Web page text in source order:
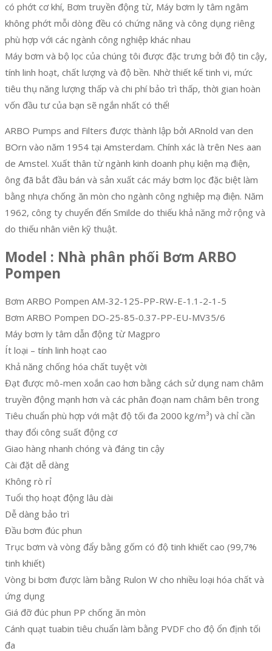
có phớt cơ khí, Bơm truyền động từ, Máy bơm ly tâm ngâm
không phớt mỗi dòng đều có chứng năng và công dụng riêng
phù hợp với các ngành công nghiệp khác nhau
Máy bơm và bộ lọc của chúng tôi được đặc trưng bởi độ tin cậy,
tính linh hoạt, chất lượng và độ bền. Nhờ thiết kế tinh vi, mức
tiêu thụ năng lượng thấp và chi phí bảo trì thấp, thời gian hoàn
vốn đầu tư của bạn sẽ ngắn nhất có thể!
ARBO Pumps and Filters được thành lập bởi ARnold van den
BOrn vào năm 1954 tại Amsterdam. Chính xác là trên Nes aan
de Amstel. Xuất thân từ ngành kinh doanh phụ kiện mạ điện,
ông đã bắt đầu bán và sản xuất các máy bơm lọc đặc biệt làm
bằng nhựa chống ăn mòn cho ngành công nghiệp mạ điện. Năm
1962, công ty chuyển đến Smilde do thiếu khả năng mở rộng và
do thiếu nhân viên kỹ thuật.
Model : Nhà phân phối Bơm ARBO
Pompen
Bơm ARBO Pompen AM-32-125-PP-RW-E-1.1-2-1-5
Bơm ARBO Pompen DO-25-85-0.37-PP-EU-MV35/6
Máy bơm ly tâm dẫn động từ Magpro
Ít loại – tính linh hoạt cao
Khả năng chống hóa chất tuyệt vời
Đạt được mô-men xoắn cao hơn bằng cách sử dụng nam châm
truyền động mạnh hơn và các phân đoạn nam châm bên trong
Tiêu chuẩn phù hợp với mật độ tối đa 2000 kg/m³) và chỉ cần
thay đổi công suất động cơ
Giao hàng nhanh chóng và đáng tin cậy
Cài đặt dễ dàng
Không rò rỉ
Tuổi thọ hoạt động lâu dài
Dễ dàng bảo trì
Đầu bơm đúc phun
Trục bơm và vòng đẩy bằng gốm có độ tinh khiết cao (99,7%
tinh khiết)
Vòng bi bơm được làm bằng Rulon W cho nhiều loại hóa chất và
ứng dụng
Giá đỡ đúc phun PP chống ăn mòn
Cánh quạt tuabin tiêu chuẩn làm bằng PVDF cho độ ổn định tối
đa